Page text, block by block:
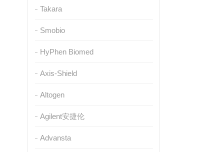
Takara
Smobio
HyPhen Biomed
Axis-Shield
Altogen
Agilent安捷伦
Advansta